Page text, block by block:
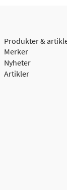
Produkter &
Merker
Nyheter
Artikler